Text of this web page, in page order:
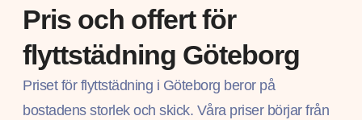
Pris och offert för
flyttstädning Göteborg
Priset för flyttstädning i Göteborg beror på
bostadens storlek och skick. Våra priser börjar från